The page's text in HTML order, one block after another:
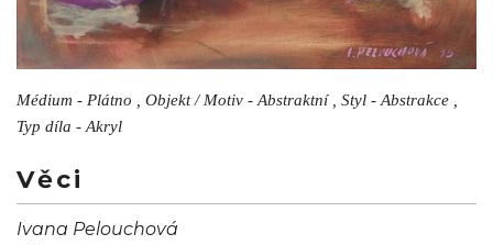
Médium - Plátno , Objekt / Motiv - Abstraktní , Styl - Abstrakce ,
Typ díla - Akryl
Věci
Ivana Pelouchová